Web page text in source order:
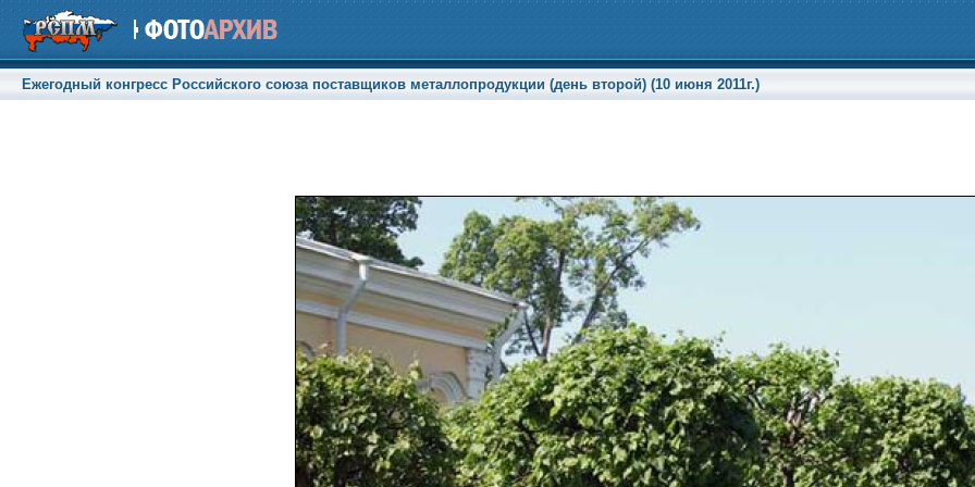
Ежегодный конгресс Российского союза поставщиков металлопродукции (день второй) (10 июня 2011г.)